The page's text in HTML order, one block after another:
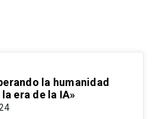
la humanidad
era de la IA»